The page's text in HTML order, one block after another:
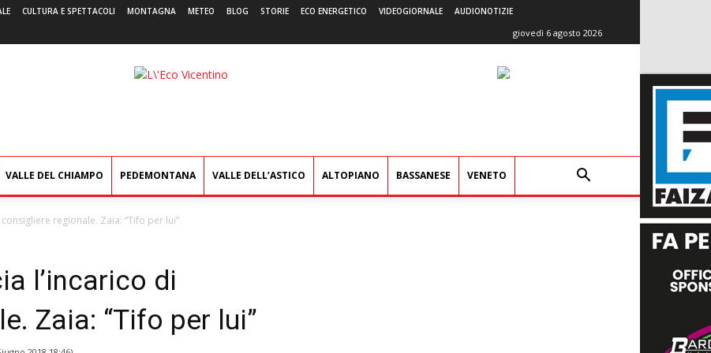
CULTURA E SPETTACOLI MONTAGNA METEO BLOG STORIE ECO ENERGETICO VIDEOGIORNALE AUDIONOTIZIE
giovedì 6 agosto 2026
L'Eco
VALLE DEL CHIAMPO PEDEMONTANA VALLE DELL’ASTICO ALTOPIANO BASSANESE VENETO
regionale. Zaia: “Tifo per lui”
l’incarico di
Zaia: “Tifo per lui”